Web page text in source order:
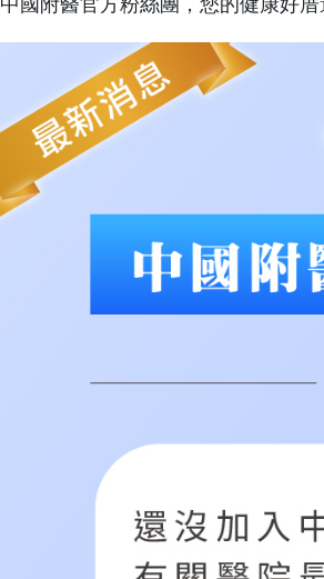
中國附醫官方粉絲團，您的健康好厝